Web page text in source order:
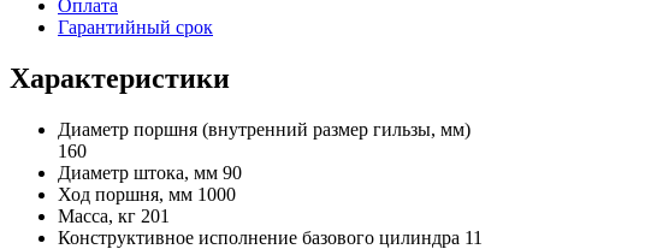
Оплата
Гарантийный срок
Характеристики
Диаметр поршня (внутренний размер гильзы, мм)
160
Диаметр штока, мм 90
Ход поршня, мм 1000
Масса, кг 201
Конструктивное исполнение базового цилиндра 11